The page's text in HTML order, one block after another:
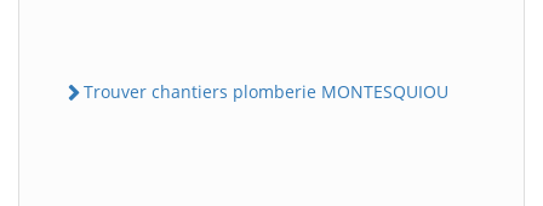
Trouver chantiers plomberie MONTESQUIOU